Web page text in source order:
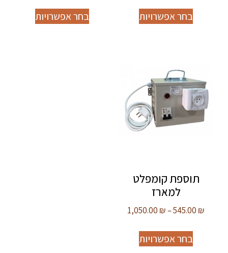
בחר אפשרויות בחר אפשרויות
תוספת קומפלט
למארז
545.00 ₪
–
1,050.00 ₪
בחר אפשרויות